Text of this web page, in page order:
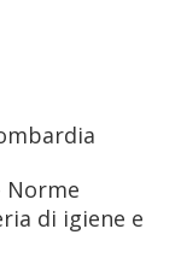
di igiene e